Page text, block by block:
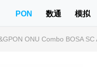
PON 数通 模拟
ONU Combo BOSA